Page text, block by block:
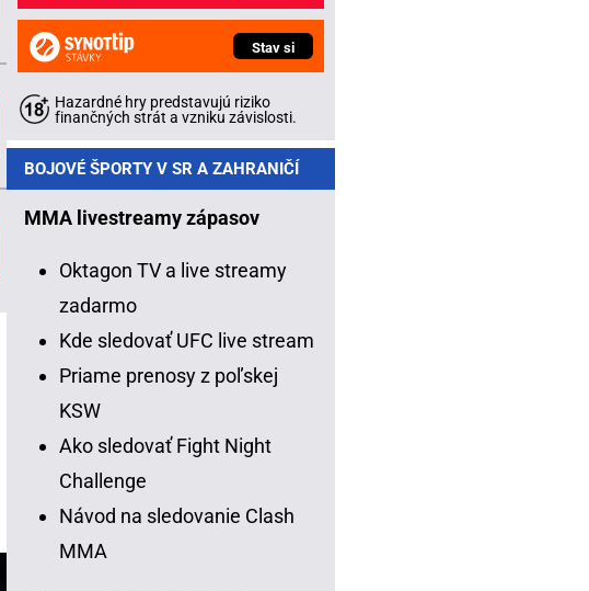
Stav si
Hazardné hry predstavujú riziko
finančných strát a vzniku závislosti.
BOJOVÉ ŠPORTY V SR A ZAHRANIČÍ
MMA livestreamy zápasov
Oktagon TV a live streamy
zadarmo
Kde sledovať UFC live stream
Priame prenosy z poľskej
KSW
Ako sledovať Fight Night
Challenge
Návod na sledovanie Clash
MMA